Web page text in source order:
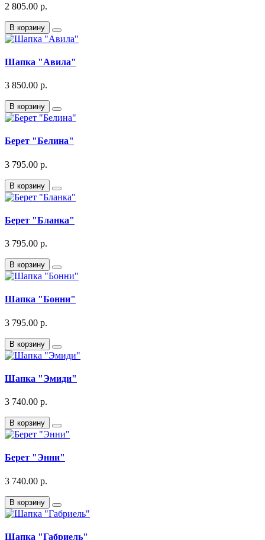
2 805.00 р.
В корзину
Шапка "Авила"
3 850.00 р.
В корзину
Берет "Белина"
3 795.00 р.
В корзину
Берет "Бланка"
3 795.00 р.
В корзину
Шапка "Бонни"
3 795.00 р.
В корзину
Шапка "Эмиди"
3 740.00 р.
В корзину
Берет "Энни"
3 740.00 р.
В корзину
Шапка "Габриель"